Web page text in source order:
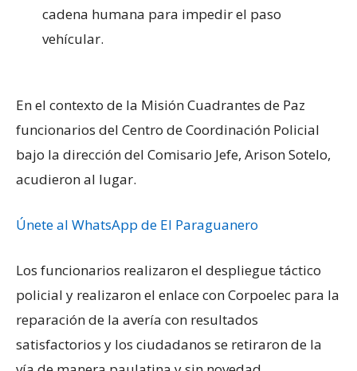
cadena humana para impedir el paso
vehícular.
En el contexto de la Misión Cuadrantes de Paz
funcionarios del Centro de Coordinación Policial
bajo la dirección del Comisario Jefe, Arison Sotelo,
acudieron al lugar.
Únete al WhatsApp de El Paraguanero
Los funcionarios realizaron el despliegue táctico
policial y realizaron el enlace con Corpoelec para la
reparación de la avería con resultados
satisfactorios y los ciudadanos se retiraron de la